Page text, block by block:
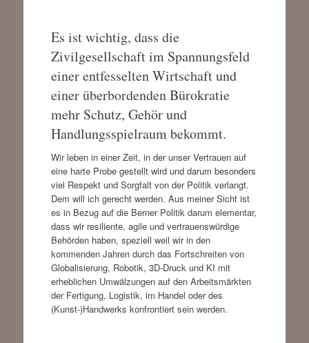
Es ist wichtig, dass die
Zivilgesellschaft im Spannungsfeld
einer entfesselten Wirtschaft und
einer überbordenden Bürokratie
mehr Schutz, Gehör und
Handlungsspielraum bekommt.
Wir leben in einer Zeit, in der unser Vertrauen auf
eine harte Probe gestellt wird und darum besonders
viel Respekt und Sorgfalt von der Politik verlangt.
Dem will ich gerecht werden. Aus meiner Sicht ist
es in Bezug auf die Berner Politik darum elementar,
dass wir resiliente, agile und vertrauenswürdige
Behörden haben, speziell weil wir in den
kommenden Jahren durch das Fortschreiten von
Globalisierung, Robotik, 3D-Druck und KI mit
erheblichen Umwälzungen auf den Arbeitsmärkten
der Fertigung, Logistik, im Handel oder des
(Kunst-)Handwerks konfrontiert sein werden.